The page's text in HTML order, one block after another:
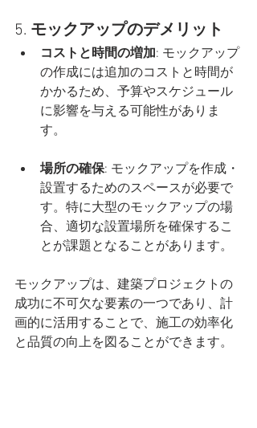
5. モックアップのデメリット
コストと時間の増加: モックアップ
の作成には追加のコストと時間が
かかるため、予算やスケジュール
に影響を与える可能性がありま
す。
場所の確保: モックアップを作成・
設置するためのスペースが必要で
す。特に大型のモックアップの場
合、適切な設置場所を確保するこ
とが課題となることがあります。
モックアップは、建築プロジェクトの
成功に不可欠な要素の一つであり、計
画的に活用することで、施工の効率化
と品質の向上を図ることができます。